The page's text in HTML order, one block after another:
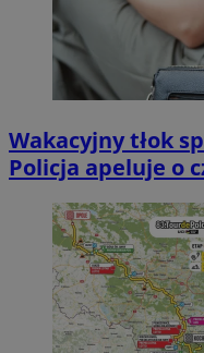
Wakacyjny tłok
Policja apeluje o